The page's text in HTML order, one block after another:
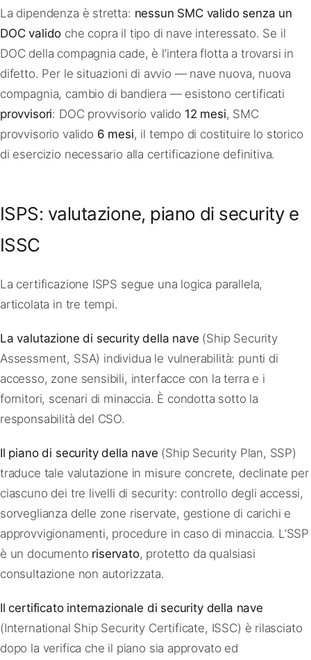
La dipendenza è stretta: nessun SMC valido senza un
DOC valido che copra il tipo di nave interessato. Se il
DOC della compagnia cade, è l’intera flotta a trovarsi in
difetto. Per le situazioni di avvio — nave nuova, nuova
compagnia, cambio di bandiera — esistono certificati
provvisori: DOC provvisorio valido 12 mesi, SMC
provvisorio valido 6 mesi, il tempo di costituire lo storico
di esercizio necessario alla certificazione definitiva.
ISPS: valutazione, piano di security e
ISSC
La certificazione ISPS segue una logica parallela,
articolata in tre tempi.
La valutazione di security della nave (Ship Security
Assessment, SSA) individua le vulnerabilità: punti di
accesso, zone sensibili, interfacce con la terra e i
fornitori, scenari di minaccia. È condotta sotto la
responsabilità del CSO.
Il piano di security della nave (Ship Security Plan, SSP)
traduce tale valutazione in misure concrete, declinate per
ciascuno dei tre livelli di security: controllo degli accessi,
sorveglianza delle zone riservate, gestione di carichi e
approvvigionamenti, procedure in caso di minaccia. L’SSP
è un documento riservato, protetto da qualsiasi
consultazione non autorizzata.
Il certificato internazionale di security della nave
(International Ship Security Certificate, ISSC) è rilasciato
dopo la verifica che il piano sia approvato ed